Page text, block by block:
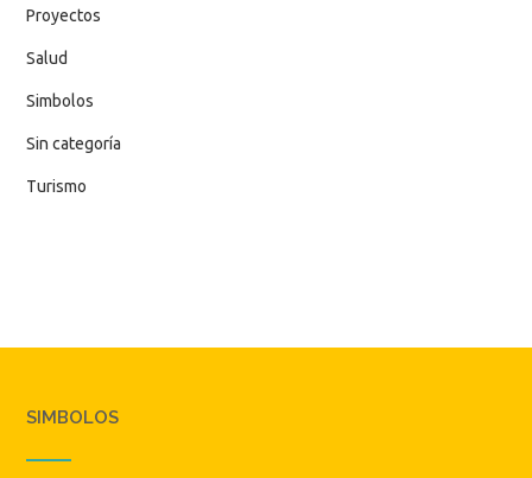
Proyectos
Salud
Simbolos
Sin categoría
Turismo
SIMBOLOS